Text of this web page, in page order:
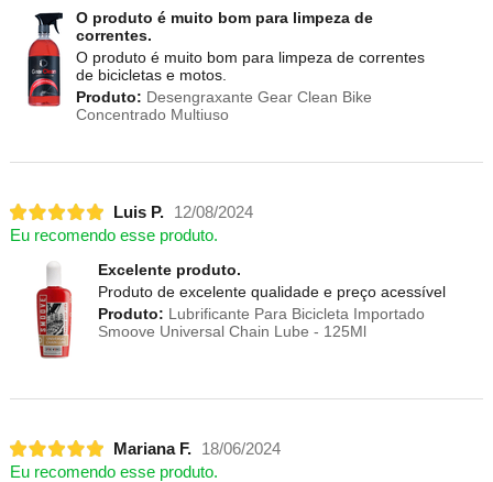
O produto é muito bom para limpeza de
correntes.
O produto é muito bom para limpeza de correntes
de bicicletas e motos.
Produto: Desengraxante Gear Clean Bike
Concentrado Multiuso
Luis P.
12/08/2024
Eu recomendo esse produto.
Excelente produto.
Produto de excelente qualidade e preço acessível
Produto: Lubrificante Para Bicicleta Importado
Smoove Universal Chain Lube - 125Ml
Mariana F.
18/06/2024
Eu recomendo esse produto.